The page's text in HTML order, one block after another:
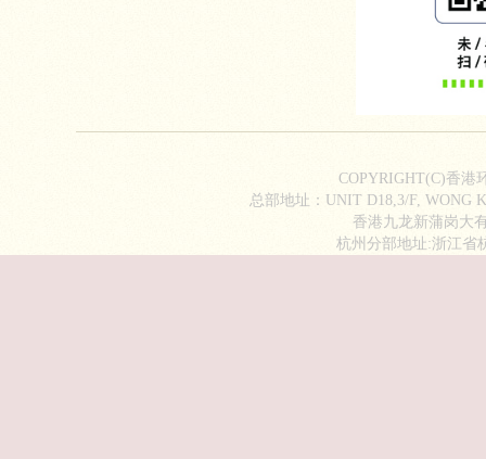
COPYRIGHT(C)香港
总部地址：UNIT D18,3/F, WONG
香港九龙新蒲岗大
杭州分部地址:浙江省